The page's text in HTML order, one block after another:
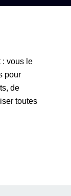
: vous le
pour
de
toutes